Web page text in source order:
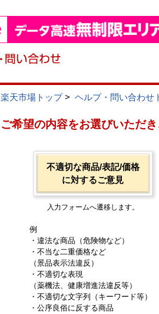
楽天市場トップ> ヘルプ・問い合わせ
ご希望の内容をお選びいただ
不適切な商品/表記/価格
に対するご意見
入力フォームへ遷移します。
例
・違法な商品（危険物など）
・不当な二重価格など
（景品表示法違反）
・不適切な表現
（薬機法、健康増進法違反等）
・不適切な文字列（キーワード等）
・公序良俗に反する商品